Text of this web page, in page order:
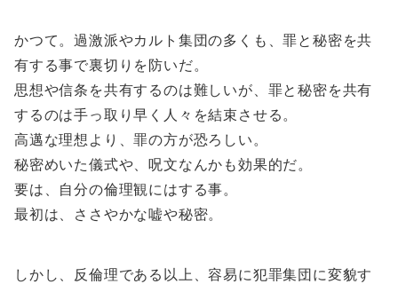
かつて。過激派やカルト集団の多くも、罪と秘密を共
有する事で裏切りを防いだ。
思想や信条を共有するのは難しいが、罪と秘密を共有
するのは手っ取り早く人々を結束させる。
高邁な理想より、罪の方が恐ろしい。
秘密めいた儀式や、呪文なんかも効果的だ。
要は、自分の倫理観にはする事。
最初は、ささやかな嘘や秘密。
しかし、反倫理である以上、容易に犯罪集団に変貌す